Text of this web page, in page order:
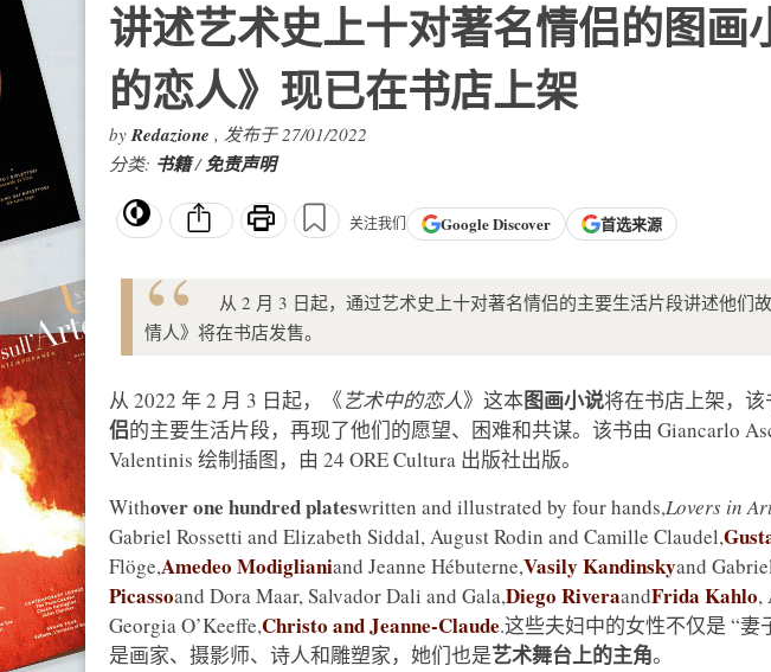
讲述艺术史上十对著名情侣的图画
的恋人》现已在书店上架
byRedazione , 发布于 27/01/2022
分类: 书籍/免责声明
关注我们 GoogleDiscover 首选来源
从 2 月 3 日起，通过艺术史上十对著名情侣的主要生活片段讲述他们
情人》将在书店发售。
从 2022 年 2 月 3 日起，《艺术中的恋人》这本图画小说将在书店上架，
侣的主要生活片段，再现了他们的愿望、困难和共谋。该书由 Giancarlo
Valentinis 绘制插图，由 24 ORE Cultura 出版社出版。
Withover one hundred plateswritten and illustrated by four hands,Lovers in
Gabriel Rossetti and Elizabeth Siddal, August Rodin and Camille Claudel,
Flöge,Amedeo Modiglianiand Jeanne Hébuterne,Vasily Kandinskyand
Picassoand Dora Maar, Salvador Dali and Gala,Diego RiveraandFrida Kahlo,
Georgia O’Keeffe,Christo and Jeanne-Claude.这些夫妇中的女性不仅是 “
是画家、摄影师、诗人和雕塑家，她们也是艺术舞台上的主角。